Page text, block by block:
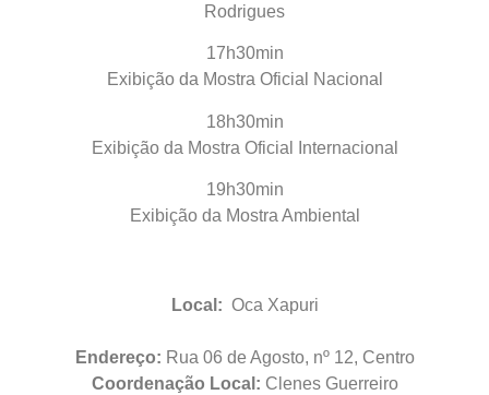
Rodrigues
17h30min
Exibição da Mostra Oficial Nacional
18h30min
Exibição da Mostra Oficial Internacional
19h30min
Exibição da Mostra Ambiental
Local: Oca Xapuri
Endereço: Rua 06 de Agosto, nº 12, Centro
Coordenação Local: Clenes Guerreiro